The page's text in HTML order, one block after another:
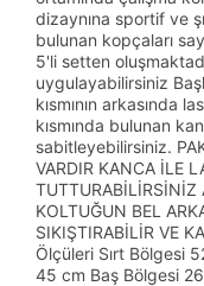
dizaynına sportif ve
bulunan kopçaları
5'li setten
uygulayabilirsiniz
kısmının arkasında
kısmında bulunan
sabitleyebilirsiniz.
VARDIR KANCA İLE
TUTTURABİLİRSİNİZ
KOLTUĞUN BEL
SIKIŞTIRABİLİR VE
Ölçüleri Sırt Bölgesi
45 cm Baş Bölgesi